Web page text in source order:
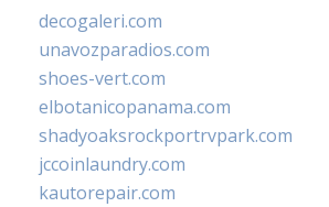
decogaleri.com
unavozparadios.com
shoes-vert.com
elbotanicopanama.com
shadyoaksrockportrvpark.com
jccoinlaundry.com
kautorepair.com